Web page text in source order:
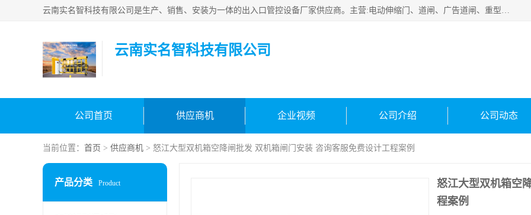
云南实名智科技有限公司是生产、销售、安装为一体的出入口管控设备厂家供应商。主营:电动伸缩门、道闸、广告道闸、重型空降闸、车牌识别、门禁通道、升降柱、岗亭、旗杆等智能设备。主营产品: 电动伸缩门,道闸门禁,车牌识别 生产、销售、安装为一体的出入口管控设备厂家源头供应商。
云南实名智科技有限公司
公司首页 供应商机 企业视频 公司介绍 公司动态
当前位置： 首页 > 供应商机 > 怒江大型双机箱空降闸批发 双机箱闸门安装 咨询客服免费设计工程案例
产品分类 Product
怒江大型双机箱空
程案例